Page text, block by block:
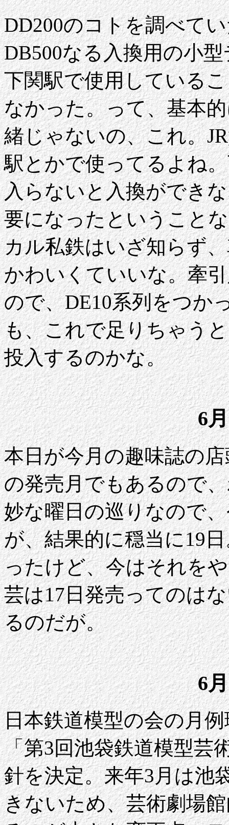
DD200のコトを調べて
DB500なる入換用の小
下関駅で使用している
なかった。って、基本
緒じゃないの、これ。
駅とかで使ってるよね
入らないと入換ができ
要になったということ
カル私鉄はいざ知らず
かわいくていいな。牽
ので、DE10系列をつか
も、これで足りちゃう
投入するのかな。
6
本日が今月の趣味誌の
の発売月でもあるので
妙な曜日の巡りなので
が、結果的に穏当に19
ったけど、今はそれを
芸は17日発売ってのは
るのだが。
6
日本鉄道模型の会の月
「第3回池袋鉄道模型芸
針を決定。来年3月は池
きないため、芸術劇場